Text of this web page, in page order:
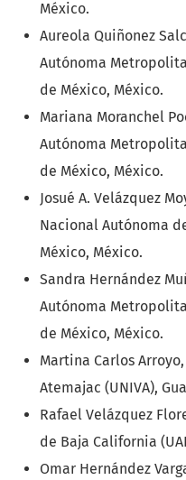
México.
Aureola Quiñonez
Autónoma
de México, México.
Mariana Moranchel
Autónoma
de México, México.
Josué A. Velázquez
Nacional Autónoma
México, México.
Sandra Hernández
Autónoma
de México, México.
Martina Carlos
Atemajac (UNIVA),
Rafael Velázquez
de Baja California
Omar Hernández